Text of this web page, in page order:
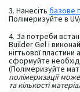
3. Нанесіть базове
Полімеризуйте в
4. За потреби
Builder Gel і
нігтьової
сформуйте
(Полімеризуйте
полімеризації
та кількості